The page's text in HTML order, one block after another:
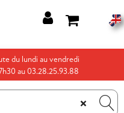
du lundi au vendredi
au 03.28.25.93.88
×